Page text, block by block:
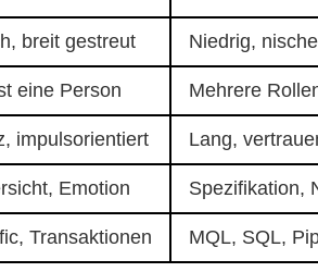
breit gestreut Niedrig,
eine Person Mehrere
impulsorientiert Lang,
Emotion Spezifikation,
Transaktionen MQL, SQL,